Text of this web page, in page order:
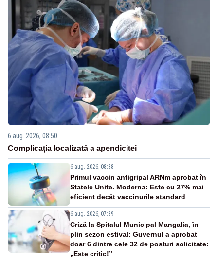
6 aug. 2026, 08:50
Complicația localizată a apendicitei
6 aug. 2026, 08:38
Primul vaccin antigripal ARNm aprobat în
Statele Unite. Moderna: Este cu 27% mai
eficient decât vaccinurile standard
6 aug. 2026, 07:39
Criză la Spitalul Municipal Mangalia, în
plin sezon estival: Guvernul a aprobat
doar 6 dintre cele 32 de posturi solicitate:
„Este critic!”